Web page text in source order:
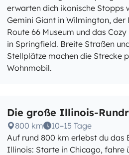
erwarten dich ikonische Stopps
Gemini Giant in Wilmington, der
Route 66 Museum und das
in Springfield. Breite Straßen
Stellplätze machen die Strecke
Wohnmobil.
Die große Illinois-
800 km
10–15 Tage
Auf rund 800 km erlebst du das
Illinois: Starte in Chicago, fahre